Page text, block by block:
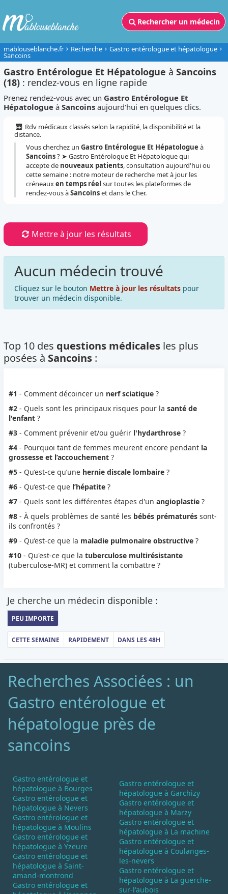
Rechercher un médecin
mablouseblanche.fr Recherche Gastro entérologue et hépatologue
Sancoins
Gastro Entérologue Et Hépatologue àSancoins
(18) : rendez-vous en ligne rapide
Prenez rendez-vous avec un Gastro Entérologue Et
Hépatologue àSancoins aujourd'hui en quelques clics.
Rdv médicaux classés selon la rapidité, la disponibilité et la
distance.
Vous cherchez unGastro Entérologue Et Hépatologue à
Sancoins? ➤ Gastro Entérologue Et Hépatologue qui
accepte de nouveaux patients, consultation aujourd'hui ou
cette semaine : notre moteur de recherche met à jour les
créneauxen temps réel sur toutes les plateformes de
rendez-vous àSancoinset dans le Cher.
Mettre à jour les résultats
Aucun médecin trouvé
Cliquez sur le bouton Mettre à jour les résultats pour
trouver un médecin disponible.
Top 10 des questions médicales les plus
posées à Sancoins :
#1 - Comment décoincer un nerf sciatique ?
#2 - Quels sont les principaux risques pour lasanté de
l'enfant ?
#3 - Comment prévenir et/ou guérir l'hydarthrose ?
#4 - Pourquoi tant de femmes meurent encore pendant la
grossesse et l’accouchement ?
#5 - Qu’est-ce qu’une hernie discale lombaire ?
#6 - Qu’est-ce que l’hépatite ?
#7 - Quels sont les différentes étapes d'unangioplastie ?
#8 - À quels problèmes de santé les bébés prématurés sont-
ils confrontés ?
#9 - Qu’est-ce que la maladie pulmonaire obstructive ?
#10 - Qu'est-ce que latuberculose multirésistante
(tuberculose-MR) et comment la combattre ?
Je cherche un médecin disponible :
PEU IMPORTE
CETTE SEMAINE RAPIDEMENT DANS LES 48H
Recherches Associées : un
Gastro entérologue et
hépatologue près de
sancoins
Gastro entérologue et
hépatologue à Bourges
Gastro entérologue et
hépatologue à Nevers
Gastro entérologue et
hépatologue à Moulins
Gastro entérologue et
hépatologue à Yzeure
Gastro entérologue et
hépatologue à Saint-
amand-montrond
Gastro entérologue et
Gastro entérologue et
hépatologue à Garchizy
Gastro entérologue et
hépatologue à Marzy
Gastro entérologue et
hépatologue à La machine
Gastro entérologue et
hépatologue à Coulanges-
les-nevers
Gastro entérologue et
hépatologue à La guerche-
sur-l'aubois